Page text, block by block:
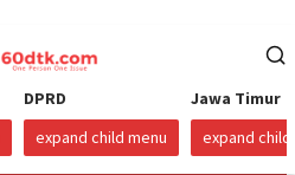
DPRD
expand child menu
Jawa Timur
expand child